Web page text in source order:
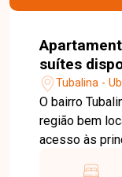
suítes
Tubalina
Tubalina -
O bairro
região bem
acesso às